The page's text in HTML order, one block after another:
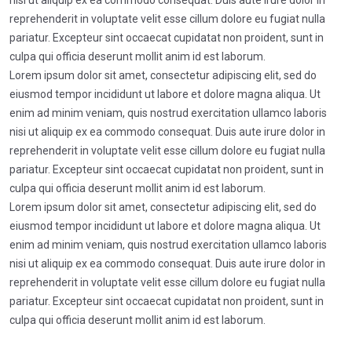
reprehenderit in voluptate velit esse cillum dolore eu fugiat nulla
pariatur. Excepteur sint occaecat cupidatat non proident, sunt in
culpa qui officia deserunt mollit anim id est laborum.
Lorem ipsum dolor sit amet, consectetur adipiscing elit, sed do
eiusmod tempor incididunt ut labore et dolore magna aliqua. Ut
enim ad minim veniam, quis nostrud exercitation ullamco laboris
nisi ut aliquip ex ea commodo consequat. Duis aute irure dolor in
reprehenderit in voluptate velit esse cillum dolore eu fugiat nulla
pariatur. Excepteur sint occaecat cupidatat non proident, sunt in
culpa qui officia deserunt mollit anim id est laborum.
Lorem ipsum dolor sit amet, consectetur adipiscing elit, sed do
eiusmod tempor incididunt ut labore et dolore magna aliqua. Ut
enim ad minim veniam, quis nostrud exercitation ullamco laboris
nisi ut aliquip ex ea commodo consequat. Duis aute irure dolor in
reprehenderit in voluptate velit esse cillum dolore eu fugiat nulla
pariatur. Excepteur sint occaecat cupidatat non proident, sunt in
culpa qui officia deserunt mollit anim id est laborum.